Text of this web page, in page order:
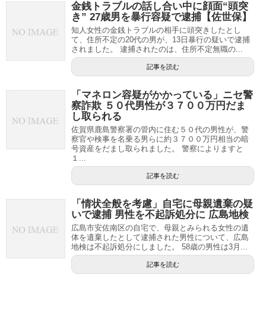
金銭トラブルの話し合い中に顔面“頭突
き” 27歳男を暴行容疑で逮捕【佐世保】
知人女性の金銭トラブルの相手に頭突きしたとし
て、住所不定の20代の男が、13日暴行の疑いで逮捕
されました。 逮捕されたのは、住所不定無職の...
記事を読む
「マネロン容疑がかかっている」ニセ警
察詐欺 ５０代男性が３７００万円だま
し取られる
佐賀県鹿島警察署の管内に住む５０代の男性が、警
察官や検事を名乗る男らに約３７００万円相当の暗
号資産をだまし取られました。 警察によりますと
１...
記事を読む
「情状全般を考慮」自宅に母親遺棄の疑
いで逮捕 男性を不起訴処分に 広島地検
広島市安佐南区の自宅で、母親とみられる女性の遺
体を遺棄したとして逮捕された男性について、広島
地検は不起訴処分にしました。 58歳の男性は3月...
記事を読む